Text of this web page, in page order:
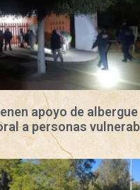
apoyo de albergue
a personas